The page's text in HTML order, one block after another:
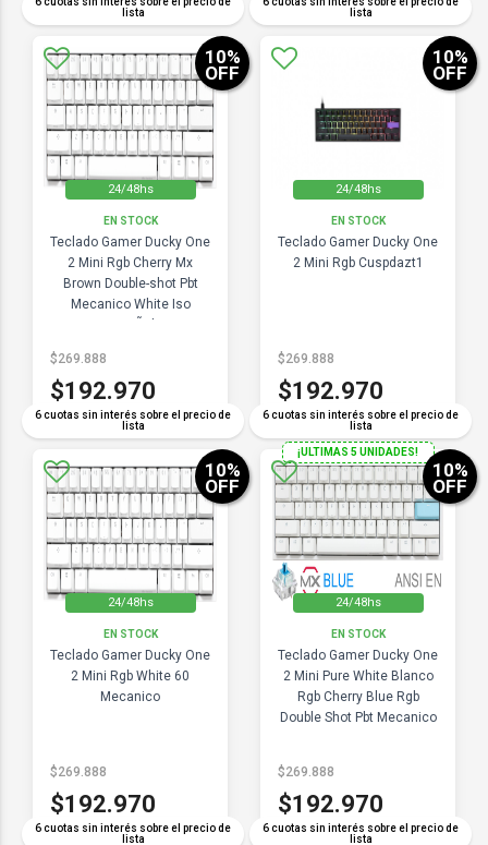
lista
lista
24/48hs
EN STOCK
Teclado Gamer Ducky One
2 Mini Rgb Cherry Mx
Brown Double-shot Pbt
Mecanico White Iso
6 cuotas sin interés sobre el precio de
lista
10%
OFF
$269.888
$192.970
24/48hs
EN STOCK
Teclado Gamer Ducky One
2 Mini Rgb Cuspdazt1
6 cuotas sin interés sobre el precio de
lista
10%
OFF
$269.888
$192.970
24/48hs
EN STOCK
Teclado Gamer Ducky One
2 Mini Rgb White 60
Mecanico
6 cuotas sin interés sobre el precio de
lista
10%
OFF
$269.888
$192.970
24/48hs
¡ULTIMAS 5 UNIDADES!
EN STOCK
Teclado Gamer Ducky One
2 Mini Pure White Blanco
Rgb Cherry Blue Rgb
Double Shot Pbt Mecanico
6 cuotas sin interés sobre el precio de
lista
10%
OFF
$269.888
$192.970